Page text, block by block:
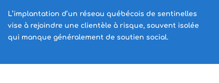
L’implantation d’un réseau québécois de sentinelles
vise à rejoindre une clientèle à risque, souvent isolée
qui manque généralement de soutien social.